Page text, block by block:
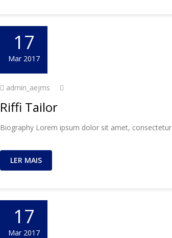
17
Mar 2017
admin_aejms
Riffi Tailor
Biography Lorem ipsum dolor sit amet,
LER MAIS
17
Mar 2017